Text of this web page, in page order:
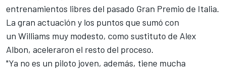
entrenamientos libres del pasado Gran Premio de Italia.
La gran actuación y los puntos que sumó con
un Williams muy modesto, como sustituto de Alex
Albon, aceleraron el resto del proceso.
"Ya no es un piloto joven, además, tiene mucha